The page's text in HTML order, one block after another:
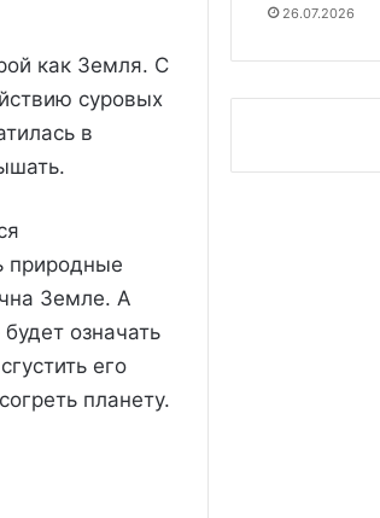
как Земля. С
суровых
в
природные
Земле. А
означать
его
планету.
26.07.2026